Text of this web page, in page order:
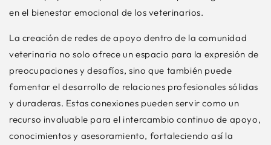
en el bienestar emocional de los veterinarios.
La creación de redes de apoyo dentro de la comunidad
veterinaria no solo ofrece un espacio para la expresión de
preocupaciones y desafíos, sino que también puede
fomentar el desarrollo de relaciones profesionales sólidas
y duraderas. Estas conexiones pueden servir como un
recurso invaluable para el intercambio continuo de apoyo,
conocimientos y asesoramiento, fortaleciendo así la